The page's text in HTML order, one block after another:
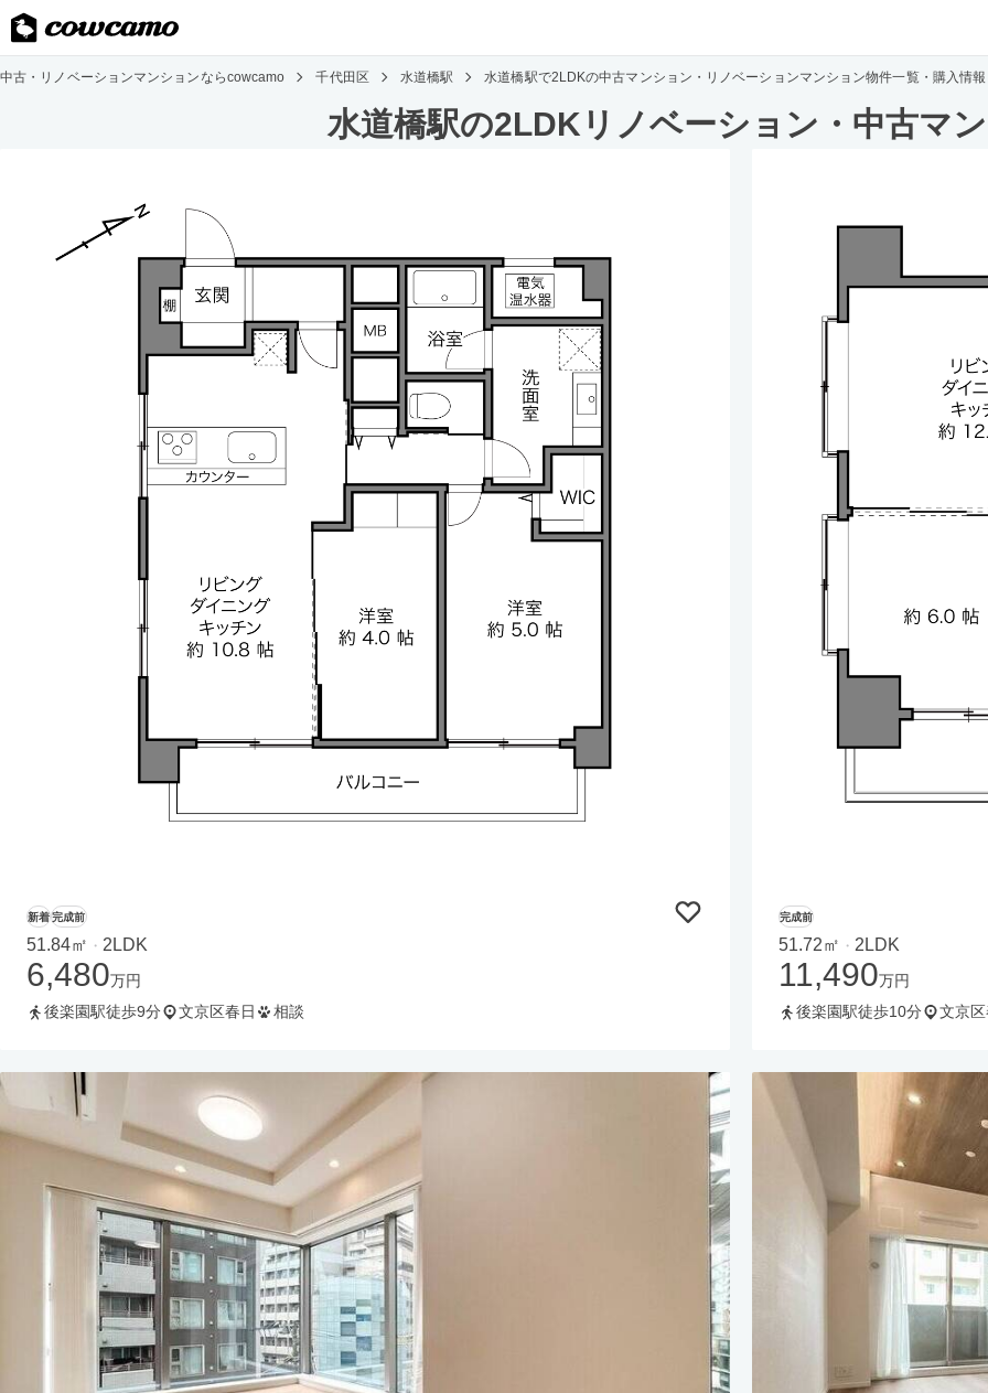
中古・リノベーションマンションならcowcamo 千代田区 水道橋駅 水道橋駅で2LDKの中古マンション・リノベーションマンション物件一覧・購入情報
水道橋駅の2LDKリノベーション・中古マ
新着 完成前
51.84㎡ ・ 2LDK
6,480万円
後楽園駅徒歩9分
文京区春日 相談
完成前
51.72㎡ ・ 2LDK
11,490万円
後楽園駅徒歩10分
文京